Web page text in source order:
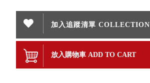
加入追蹤清單 COLLECTION
放入購物車 ADD TO CART